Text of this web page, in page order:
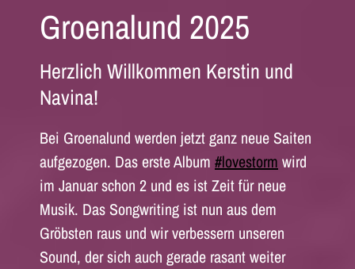
Groenalund 2025
Herzlich Willkommen Kerstin und
Navina!
Bei Groenalund werden jetzt ganz neue Saiten
aufgezogen. Das erste Album #lovestorm wird
im Januar schon 2 und es ist Zeit für neue
Musik. Das Songwriting ist nun aus dem
Gröbsten raus und wir verbessern unseren
Sound, der sich auch gerade rasant weiter